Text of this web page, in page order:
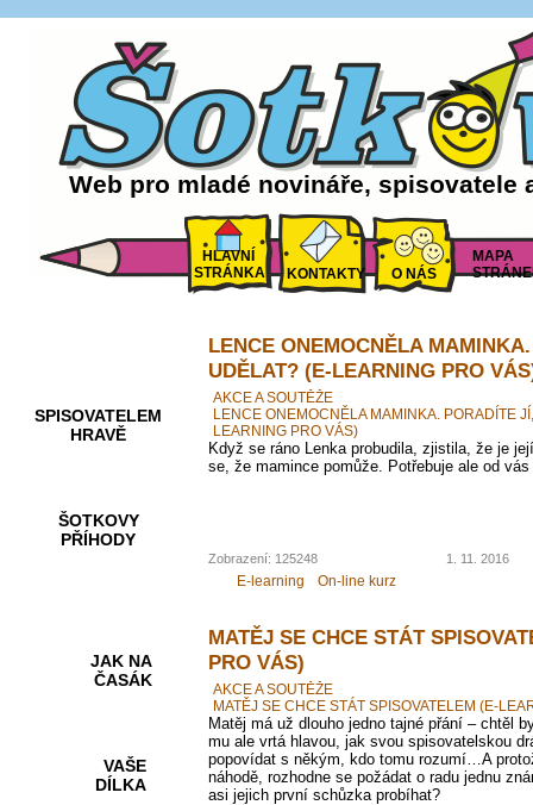
Web pro mladé novináře, spisovatele
HLAVNÍ
STRÁNKA
KONTAKTY O NÁS
MAPA
SPISOVATELEM
HRAVĚ
ŠOTKOVY
PŘÍHODY
JAK NA
ČASÁK
VAŠE
DÍLKA
LENCE ONEMOCNĚLA
UDĚLAT? (E-LEARNING PRO
AKCE A SOUTĚŽE
LENCE ONEMOCNĚLA MAMINKA. PORADÍTE
LEARNING PRO VÁS)
Když se ráno Lenka probudila, zjistila, že je
se, že mamince pomůže. Potřebuje ale od
Zobrazení: 125248 1. 11. 2016
E-learning On-line kurz
MATĚJ SE CHCE STÁT
PRO VÁS)
AKCE A SOUTĚŽE
MATĚJ SE CHCE STÁT SPISOVATELEM (E-
Matěj má už dlouho jedno tajné přání – chtěl
mu ale vrtá hlavou, jak svou spisovatelskou
popovídat s někým, kdo tomu rozumí…A
náhodě, rozhodne se požádat o radu jednu
asi jejich první schůzka probíhat?